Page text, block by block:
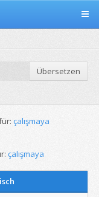
Übersetzen
çalışmaya
çalışmaya